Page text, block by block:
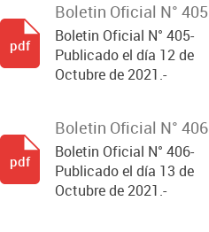
Boletin Oficial N° 405
Boletin Oficial N° 405-
Publicado el día 12 de
Octubre de 2021.-
pdf
Boletin Oficial N° 406
Boletin Oficial N° 406-
Publicado el día 13 de
Octubre de 2021.-
pdf